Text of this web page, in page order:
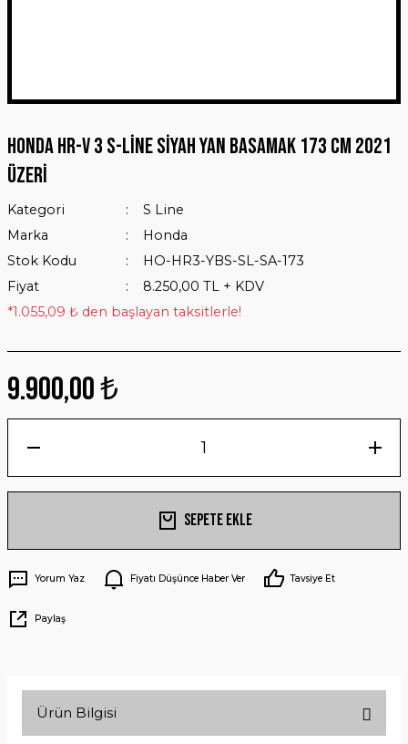
Honda HR-V 3 S-Line Siyah Yan Basamak 173 Cm 2021
Üzeri
Kategori
S Line
Marka
Honda
Stok Kodu
HO-HR3-YBS-SL-SA-173
Fiyat
8.250,00 TL + KDV
*1.055,09 ₺ den başlayan taksitlerle!
9.900,00 ₺
Sepete Ekle
Yorum Yaz Fiyatı Düşünce Haber Ver Tavsiye Et
Paylaş
Ürün Bilgisi